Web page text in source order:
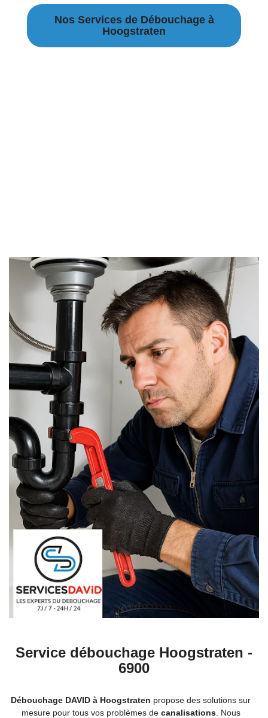
Nos Services de Débouchage à
Hoogstraten
Service débouchage Hoogstraten -
6900
Débouchage DAVID à Hoogstraten propose des solutions sur
mesure pour tous vos problèmes de canalisations. Nous